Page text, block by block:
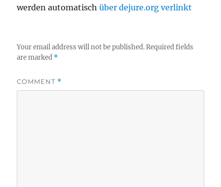
werden automatischüber dejure.org verlinkt
Your email address will not be published. Required fields
are marked *
COMMENT *